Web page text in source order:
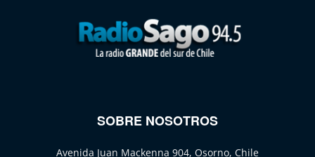
SOBRE NOSOTROS
Avenida Juan Mackenna 904, Osorno, Chile